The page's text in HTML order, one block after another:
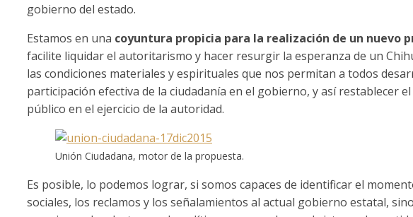
gobierno del estado.
Estamos en una coyuntura propicia para la realización de un nuevo
facilite liquidar el autoritarismo y hacer resurgir la esperanza de un
las condiciones materiales y espirituales que nos permitan a todos
participación efectiva de la ciudadanía en el gobierno, y así restablecer
público en el ejercicio de la autoridad.
Unión Ciudadana, motor de la propuesta.
Es posible, lo podemos lograr, si somos capaces de identificar el
sociales, los reclamos y los señalamientos al actual gobierno estatal,